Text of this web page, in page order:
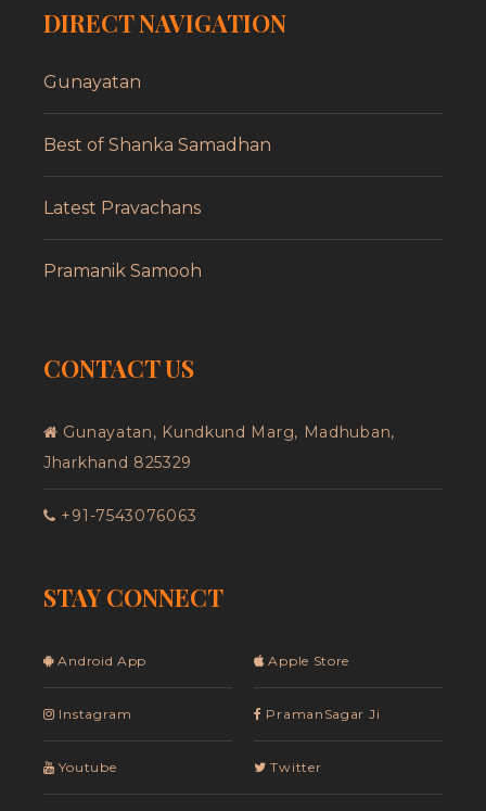
DIRECT NAVIGATION
Gunayatan
Best of Shanka Samadhan
Latest Pravachans
Pramanik Samooh
CONTACT US
Gunayatan, Kundkund Marg, Madhuban,
Jharkhand 825329
+91-7543076063
STAY CONNECT
Android App
Instagram
Youtube
Apple Store
PramanSagar Ji
Twitter